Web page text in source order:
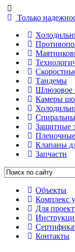
Только
Тандемы
Шлюзовое
Камеры
Защитные
Клапаны
Запчасти
Объекты
Комплекс
Для
Контакты